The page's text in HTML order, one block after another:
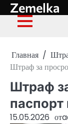
Перейти
к
содержимому
Zemelka
Главная
Штраф за
Штраф
паспорт
15.05.2026 от